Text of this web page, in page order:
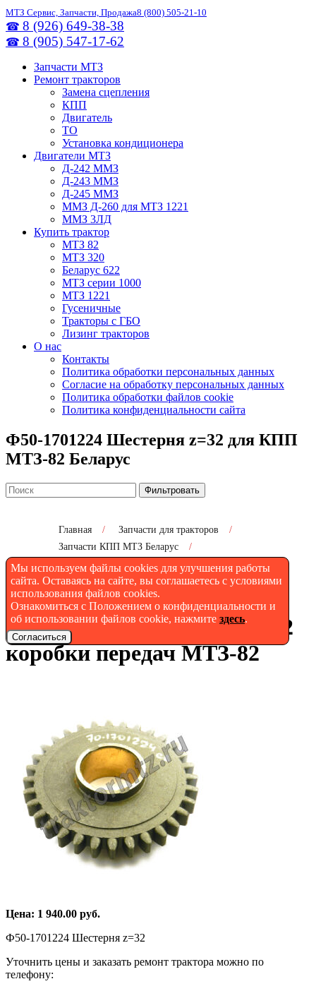
Мы используем файлы cookies для улучшения работы
сайта. Оставаясь на сайте, вы соглашаетесь с условиями
использования файлов cookies.
Ознакомиться с Положением о конфиденциальности и
об использовании файлов cookie, нажмите здесь.
Согласиться
МТЗ Сервис, Запчасти, Продажа8 (800) 505-21-10
☎ 8 (926) 649-38-38
☎ 8 (905) 547-17-62
Запчасти МТЗ
Ремонт тракторов
Замена сцепления
КПП
Двигатель
ТО
Установка кондиционера
Двигатели МТЗ
Д-242 ММЗ
Д-243 ММЗ
Д-245 ММЗ
ММЗ Д-260 для МТЗ 1221
ММЗ 3ЛД
Купить трактор
МТЗ 82
МТЗ 320
Беларус 622
МТЗ серии 1000
МТЗ 1221
Гусеничные
Тракторы с ГБО
Лизинг тракторов
О нас
Контакты
Политика обработки персональных данных
Согласие на обработку персональных данных
Политика обработки файлов cookie
Политика конфиденциальности сайта
Ф50-1701224 Шестерня z=32 для КПП
МТЗ-82 Беларус
Фильтровать
Главная / Запчасти для тракторов
/
Запчасти КПП МТЗ Беларус
/
Ф50-1701224 Шестерня z=32 для КПП МТЗ-82
Беларус
Ф50-1701224 Шестерня z=32
коробки передач МТЗ-82
Цена: 1 940.00 руб.
Ф50-1701224 Шестерня z=32
Уточнить цены и заказать ремонт трактора можно по
телефону: